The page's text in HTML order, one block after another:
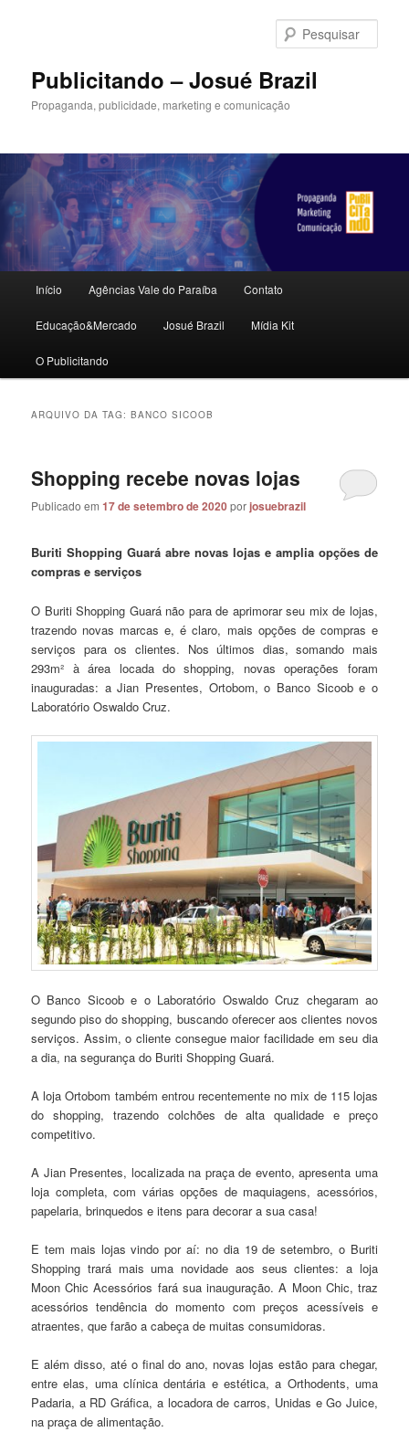
principal
secundárioPublicitando – Josué Brazil
Propaganda, publicidade, marketing e comunicação
principal
Início Agências Vale do Paraíba Contato
Educação&Mercado Josué Brazil Mídia Kit
O Publicitando
ARQUIVO DA TAG:BANCO SICOOB
Shopping recebe novas lojas
Publicado em17 de setembro de 2020porjosuebrazil
Buriti Shopping Guará abre novas lojas e amplia opções de
compras e serviços
O Buriti Shopping Guará não para de aprimorar seu mix de lojas,
trazendo novas marcas e, é claro, mais opções de compras e
serviços para os clientes. Nos últimos dias, somando mais
293m² à área locada do shopping, novas operações foram
inauguradas: a Jian Presentes, Ortobom, o Banco Sicoob e o
Laboratório Oswaldo Cruz.
O Banco Sicoob e o Laboratório Oswaldo Cruz chegaram ao
segundo piso do shopping, buscando oferecer aos clientes novos
serviços. Assim, o cliente consegue maior facilidade em seu dia
a dia, na segurança do Buriti Shopping Guará.
A loja Ortobom também entrou recentemente no mix de 115 lojas
do shopping, trazendo colchões de alta qualidade e preço
competitivo.
A Jian Presentes, localizada na praça de evento, apresenta uma
loja completa, com várias opções de maquiagens, acessórios,
papelaria, brinquedos e itens para decorar a sua casa!
E tem mais lojas vindo por aí: no dia 19 de setembro, o Buriti
Shopping trará mais uma novidade aos seus clientes: a loja
Moon Chic Acessórios fará sua inauguração. A Moon Chic, traz
acessórios tendência do momento com preços acessíveis e
atraentes, que farão a cabeça de muitas consumidoras.
E além disso, até o final do ano, novas lojas estão para chegar,
entre elas, uma clínica dentária e estética, a Orthodents, uma
Padaria, a RD Gráfica, a locadora de carros, Unidas e Go Juice,
na praça de alimentação.